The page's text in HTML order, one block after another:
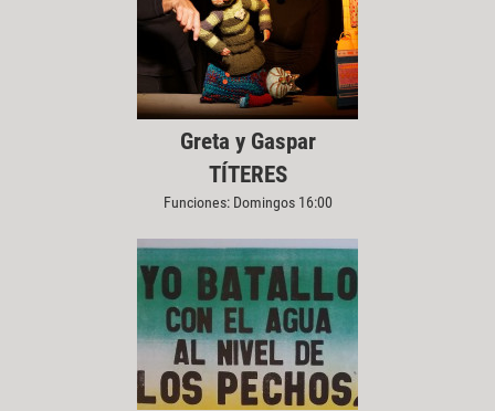
Greta y Gaspar
TÍTERES
Funciones: Domingos 16:00